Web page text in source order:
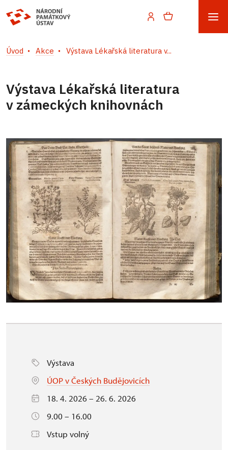
Úvod Akce Výstava Lékařská literatura v...
Výstava Lékařská literatura
v zámeckých knihovnách
Výstava
ÚOP v Českých Budějovicích
18. 4. 2026 – 26. 6. 2026
9.00 – 16.00
Vstup volný